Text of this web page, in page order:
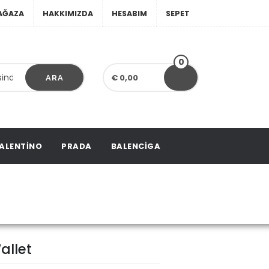
HAKKIMIZDA HESABIM SEPET
ARA € 0,00
0
PRADA BALENCIGA